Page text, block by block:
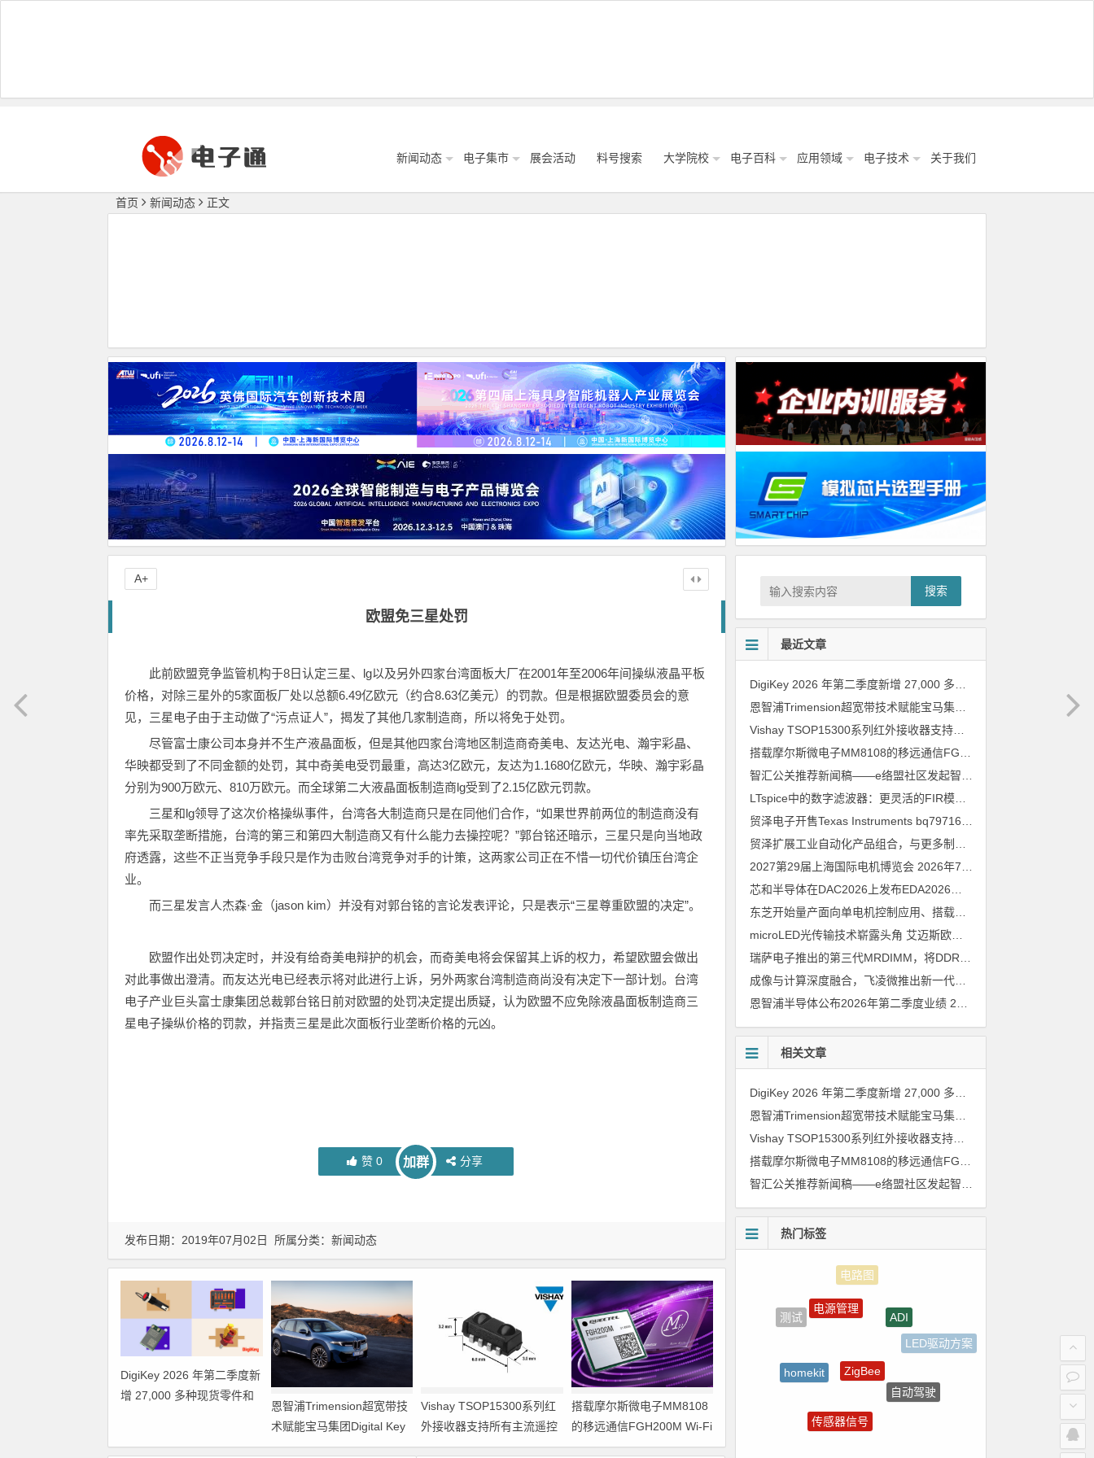
新闻动态 电子集市 展会活动 料号搜索 大学院校 电子百科 应用领域 电子技术 关于我们
首页 新闻动态 正文
欧盟免三星处罚
此前欧盟竞争监管机构于8日认定三星、lg以及另外四家台湾面板大厂在2001年至2006年间操纵液晶平板
价格，对除三星外的5家面板厂处以总额6.49亿欧元（约合8.63亿美元）的罚款。但是根据欧盟委员会的意
见，三星电子由于主动做了“污点证人”，揭发了其他几家制造商，所以将免于处罚。
尽管富士康公司本身并不生产液晶面板，但是其他四家台湾地区制造商奇美电、友达光电、瀚宇彩晶、
华映都受到了不同金额的处罚，其中奇美电受罚最重，高达3亿欧元，友达为1.1680亿欧元，华映、瀚宇彩晶
分别为900万欧元、810万欧元。而全球第二大液晶面板制造商lg受到了2.15亿欧元罚款。
三星和lg领导了这次价格操纵事件，台湾各大制造商只是在同他们合作，“如果世界前两位的制造商没有
率先采取垄断措施，台湾的第三和第四大制造商又有什么能力去操控呢？”郭台铭还暗示，三星只是向当地政
府透露，这些不正当竞争手段只是作为击败台湾竞争对手的计策，这两家公司正在不惜一切代价镇压台湾企
业。
而三星发言人杰森·金（jason kim）并没有对郭台铭的言论发表评论，只是表示“三星尊重欧盟的决定”。
欧盟作出处罚决定时，并没有给奇美电辩护的机会，而奇美电将会保留其上诉的权力，希望欧盟会做出
对此事做出澄清。而友达光电已经表示将对此进行上诉，另外两家台湾制造商尚没有决定下一部计划。台湾
电子产业巨头富士康集团总裁郭台铭日前对欧盟的处罚决定提出质疑，认为欧盟不应免除液晶面板制造商三
星电子操纵价格的罚款，并指责三星是此次面板行业垄断价格的元凶。
赞0 加群 分享
A+
发布日期：2019年07月02日 所属分类： 新闻动态
DigiKey 2026 年第二季度新
增 27,000 多种现货零件和
恩智浦Trimension超宽带技
术赋能宝马集团Digital Key
Plus及生命体存在检测功能
Vishay TSOP15300系列红
外接收器支持所有主流遥控
代码
搭载摩尔斯微电子MM8108
的移远通信FGH200M Wi-Fi
HaLow模组 现已通过四项国
搜索
最近文章
恩智浦Trimension超宽带技术赋能宝马集团Digital Key Plus及生命体存在检测功能
Vishay TSOP15300系列红外接收器支持所有主流遥控代码
LTspice中的数字滤波器：更灵活的FIR模型
2027第29届上海国际电机博览会 2026年7月30日
东芝开始量产面向单电机控制应用、搭载Arm Cortex M4内核的小型微控制器
microLED光传输技术崭露头角 艾迈斯欧司朗模拟平台加速AI数据中心高速互连设计
成像与计算深度融合，飞凌微推出新一代车载视觉处理SoC M2
恩智浦半导体公布2026年第二季度业绩 2026年7月30日
相关文章
恩智浦Trimension超宽带技术赋能宝马集团Digital Key Plus及生命体存在检测功能
Vishay TSOP15300系列红外接收器支持所有主流遥控代码
热门标签
测试
电源管理
ADI
LED驱动方案
自动驾驶
强国之列
传感器信号